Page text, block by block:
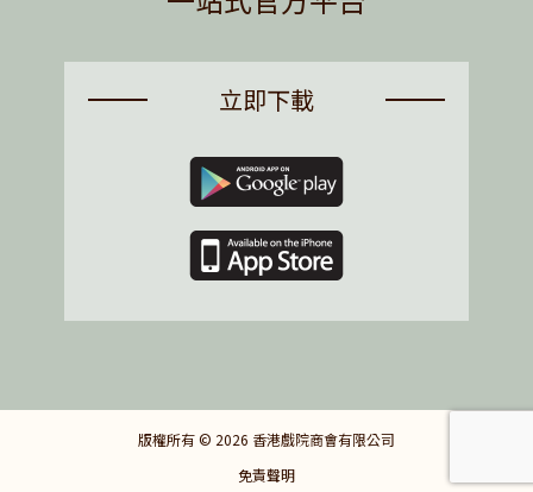
立即下載
版權所有 © 2026 香港戲院商會有限公司
免責聲明